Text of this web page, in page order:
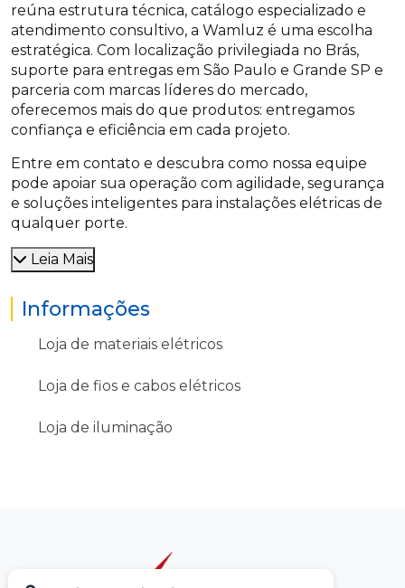
reúna estrutura técnica, catálogo especializado e
atendimento consultivo, a Wamluz é uma escolha
estratégica. Com localização privilegiada no Brás,
suporte para entregas em São Paulo e Grande SP e
parceria com marcas líderes do mercado,
oferecemos mais do que produtos: entregamos
confiança e eficiência em cada projeto.
Entre em contato e descubra como nossa equipe
pode apoiar sua operação com agilidade, segurança
e soluções inteligentes para instalações elétricas de
qualquer porte.
Leia Mais
Informações
Loja de materiais elétricos
Loja de fios e cabos elétricos
Loja de iluminação